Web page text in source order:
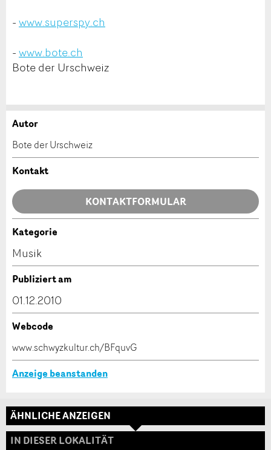
-www.superspy.ch
-www.bote.ch
Bote der Urschweiz
Anzeige beanstanden
Ihr Feedback wird sehr geschätzt!
Allgemeines Feedback
Anzeige nicht mehr gültig
Anzeige unvollständig
Anzeige weiterempfehlen
Empfehlen Sie diese Anzeige an Freunde weiter.
* Eingabe erforderlich
Autor
Bote der Urschweiz
Kontakt
KONTAKTFORMULAR
Kontakt
Verfassen Sie eine Nachricht für die Kontaktpersonen
Adresse
Kategorie
Musik
Publiziert am
01.12.2010
Webcode
www.schwyzkultur.ch/BFquvG
Anzeige beanstanden
ÄHNLICHE ANZEIGEN
IN DIESER LOKALITÄT